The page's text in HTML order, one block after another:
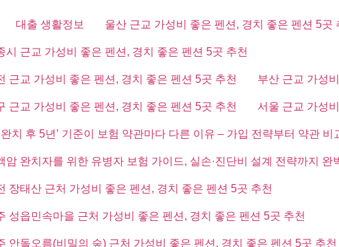
대출 생활정보 울산 근교 가성비 좋은 펜션, 경치 좋은 펜션 5곳
시 근교 가성비 좋은 펜션, 경치 좋은 펜션 5곳 추천
근교 가성비 좋은 펜션, 경치 좋은 펜션 5곳 추천 부산 근교 가성
근교 가성비 좋은 펜션, 경치 좋은 펜션 5곳 추천 서울 근교 가성
완치 후 5년’ 기준이 보험 약관마다 다른 이유 – 가입 전략부터 약관 비
암 완치자를 위한 유병자 보험 가이드, 실손·진단비 설계 전략까지 완
장태산 근처 가성비 좋은 펜션, 경치 좋은 펜션 5곳 추천
성읍민속마을 근처 가성비 좋은 펜션, 경치 좋은 펜션 5곳 추천
안돌오름(비밀의 숲) 근처 가성비 좋은 펜션, 경치 좋은 펜션 5곳 추천